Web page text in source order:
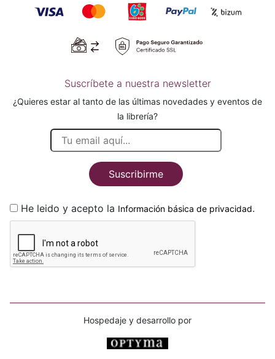
Suscríbete a nuestra newsletter
¿Quieres estar al tanto de las últimas novedades y eventos de
la librería?
Suscribirme
He leido y acepto la Información básica de privacidad.
Hospedaje y desarrollo por